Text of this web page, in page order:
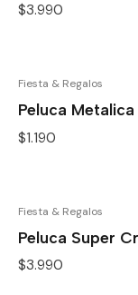
$3.990
Fiesta & Regalos
Peluca
$1.190
Fiesta & Regalos
Peluca Super
$3.990